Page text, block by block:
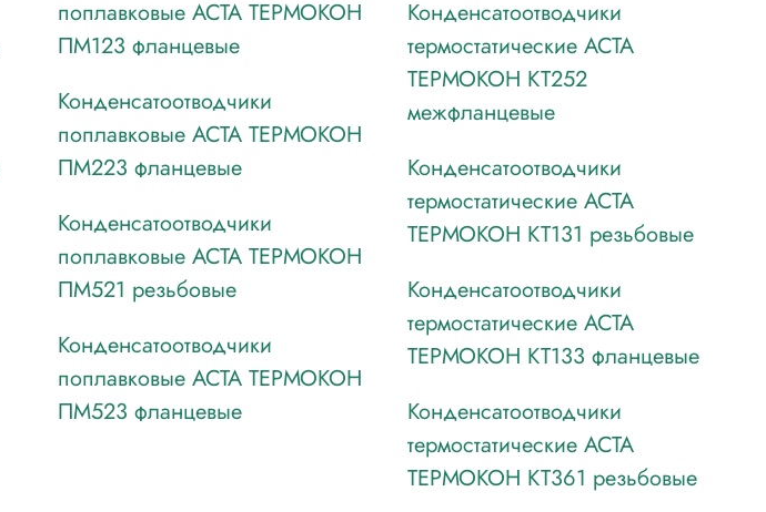
поплавковые АСТА ТЕРМОКОН
ПМ123 фланцевые
Конденсатоотводчики
поплавковые АСТА ТЕРМОКОН
ПМ223 фланцевые
Конденсатоотводчики
поплавковые АСТА ТЕРМОКОН
ПМ521 резьбовые
Конденсатоотводчики
поплавковые АСТА ТЕРМОКОН
ПМ523 фланцевые
Конденсатоотводчики
термостатические АСТА
ТЕРМОКОН КТ252
межфланцевые
Конденсатоотводчики
термостатические АСТА
ТЕРМОКОН КТ131 резьбовые
Конденсатоотводчики
термостатические АСТА
ТЕРМОКОН КТ133 фланцевые
Конденсатоотводчики
термостатические АСТА
ТЕРМОКОН КТ361 резьбовые